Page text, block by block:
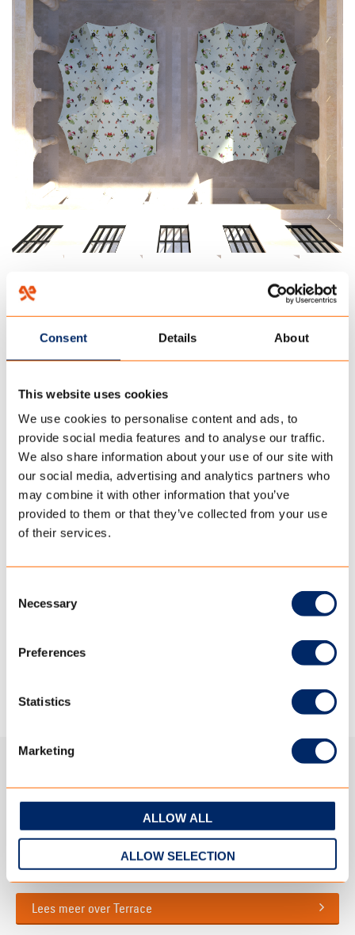
Consent Details About
This website uses cookies
We use cookies to personalise content and ads, to
provide social media features and to analyse our traffic.
We also share information about your use of our site with
our social media, advertising and analytics partners who
may combine it with other information that you’ve
provided to them or that they’ve collected from your use
of their services.
Selection
Necessary
Preferences
Statistics
Marketing
ALLOW ALL
ALLOW SELECTION
Onze oplossing: Terrace
100% polyester voor buitenzonwering. Kleurecht, vormvast en
zeer stabiel.
Lees meer over Terrace